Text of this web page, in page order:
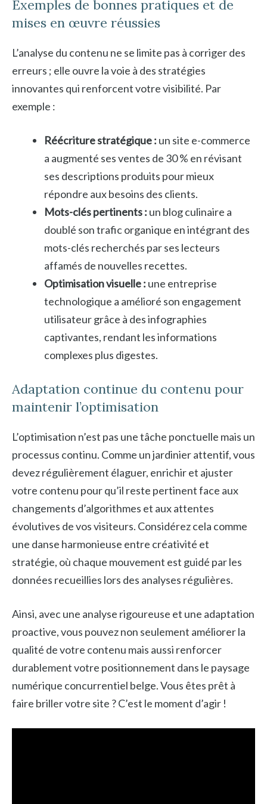
Exemples de bonnes pratiques et de
mises en œuvre réussies
L’analyse du contenu ne se limite pas à corriger des
erreurs ; elle ouvre la voie à des stratégies
innovantes qui renforcent votre visibilité. Par
exemple :
Réécriture stratégique : un site e-commerce
a augmenté ses ventes de 30 % en révisant
ses descriptions produits pour mieux
répondre aux besoins des clients.
Mots-clés pertinents : un blog culinaire a
doublé son trafic organique en intégrant des
mots-clés recherchés par ses lecteurs
affamés de nouvelles recettes.
Optimisation visuelle : une entreprise
technologique a amélioré son engagement
utilisateur grâce à des infographies
captivantes, rendant les informations
complexes plus digestes.
Adaptation continue du contenu pour
maintenir l’optimisation
L’optimisation n’est pas une tâche ponctuelle mais un
processus continu. Comme un jardinier attentif, vous
devez régulièrement élaguer, enrichir et ajuster
votre contenu pour qu’il reste pertinent face aux
changements d’algorithmes et aux attentes
évolutives de vos visiteurs. Considérez cela comme
une danse harmonieuse entre créativité et
stratégie, où chaque mouvement est guidé par les
données recueillies lors des analyses régulières.
Ainsi, avec une analyse rigoureuse et une adaptation
proactive, vous pouvez non seulement améliorer la
qualité de votre contenu mais aussi renforcer
durablement votre positionnement dans le paysage
numérique concurrentiel belge. Vous êtes prêt à
faire briller votre site ? C’est le moment d’agir !